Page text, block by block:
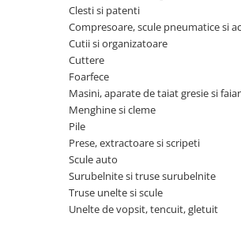
Mercedes Actros
Mercedes Actros MP2
Mercedes Actros MP3
Mercedes Actros MP4, MP5
Clesti si patenti
Compresoare, scule pneumatice si
Cutii si organizatoare
Cuttere
Foarfece
Masini, aparate de taiat gresie si
Menghine si cleme
Pile
Prese, extractoare si scripeti
Scule auto
Surubelnite si truse surubelnite
Truse unelte si scule
Unelte de vopsit, tencuit, gletuit